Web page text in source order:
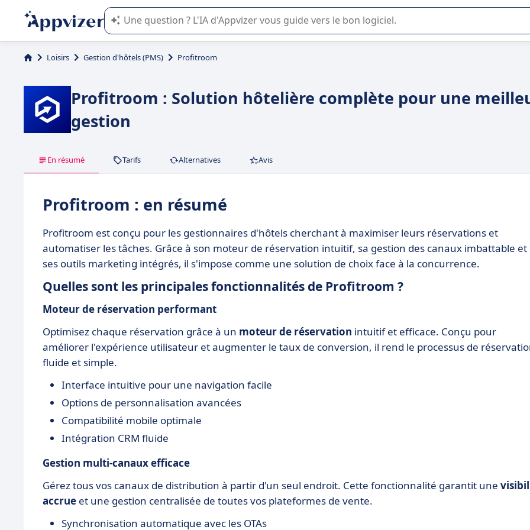
L'IA de Appvizer vous guide dans l'utilisation ou la sélection de logiciel SaaS en entreprise.
Loisirs Gestion d'hôtels (PMS) Profitroom
Profitroom : Solution hôtelière complète pour une
gestion
En résumé Tarifs Alternatives Avis
Profitroom : en résumé
Profitroom est conçu pour les gestionnaires d'hôtels cherchant à maximiser leurs réservations et
automatiser les tâches. Grâce à son moteur de réservation intuitif, sa gestion des canaux imbattable et
ses outils marketing intégrés, il s'impose comme une solution de choix face à la concurrence.
Quelles sont les principales fonctionnalités de Profitroom ?
Moteur de réservation performant
Optimisez chaque réservation grâce à un moteur de réservation intuitif et efficace. Conçu pour
améliorer l'expérience utilisateur et augmenter le taux de conversion, il rend le processus de
fluide et simple.
Interface intuitive pour une navigation facile
Options de personnalisation avancées
Compatibilité mobile optimale
Intégration CRM fluide
Gestion multi-canaux efficace
Gérez tous vos canaux de distribution à partir d'un seul endroit. Cette fonctionnalité garantit une
accrue et une gestion centralisée de toutes vos plateformes de vente.
Synchronisation automatique avec les OTAs